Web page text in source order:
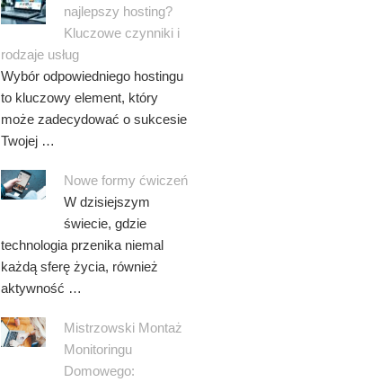
najlepszy hosting?
Kluczowe czynniki i
rodzaje usług
Wybór odpowiedniego hostingu
to kluczowy element, który
może zadecydować o sukcesie
Twojej …
Nowe formy ćwiczeń
W dzisiejszym
świecie, gdzie
technologia przenika niemal
każdą sferę życia, również
aktywność …
Mistrzowski Montaż
Monitoringu
Domowego: